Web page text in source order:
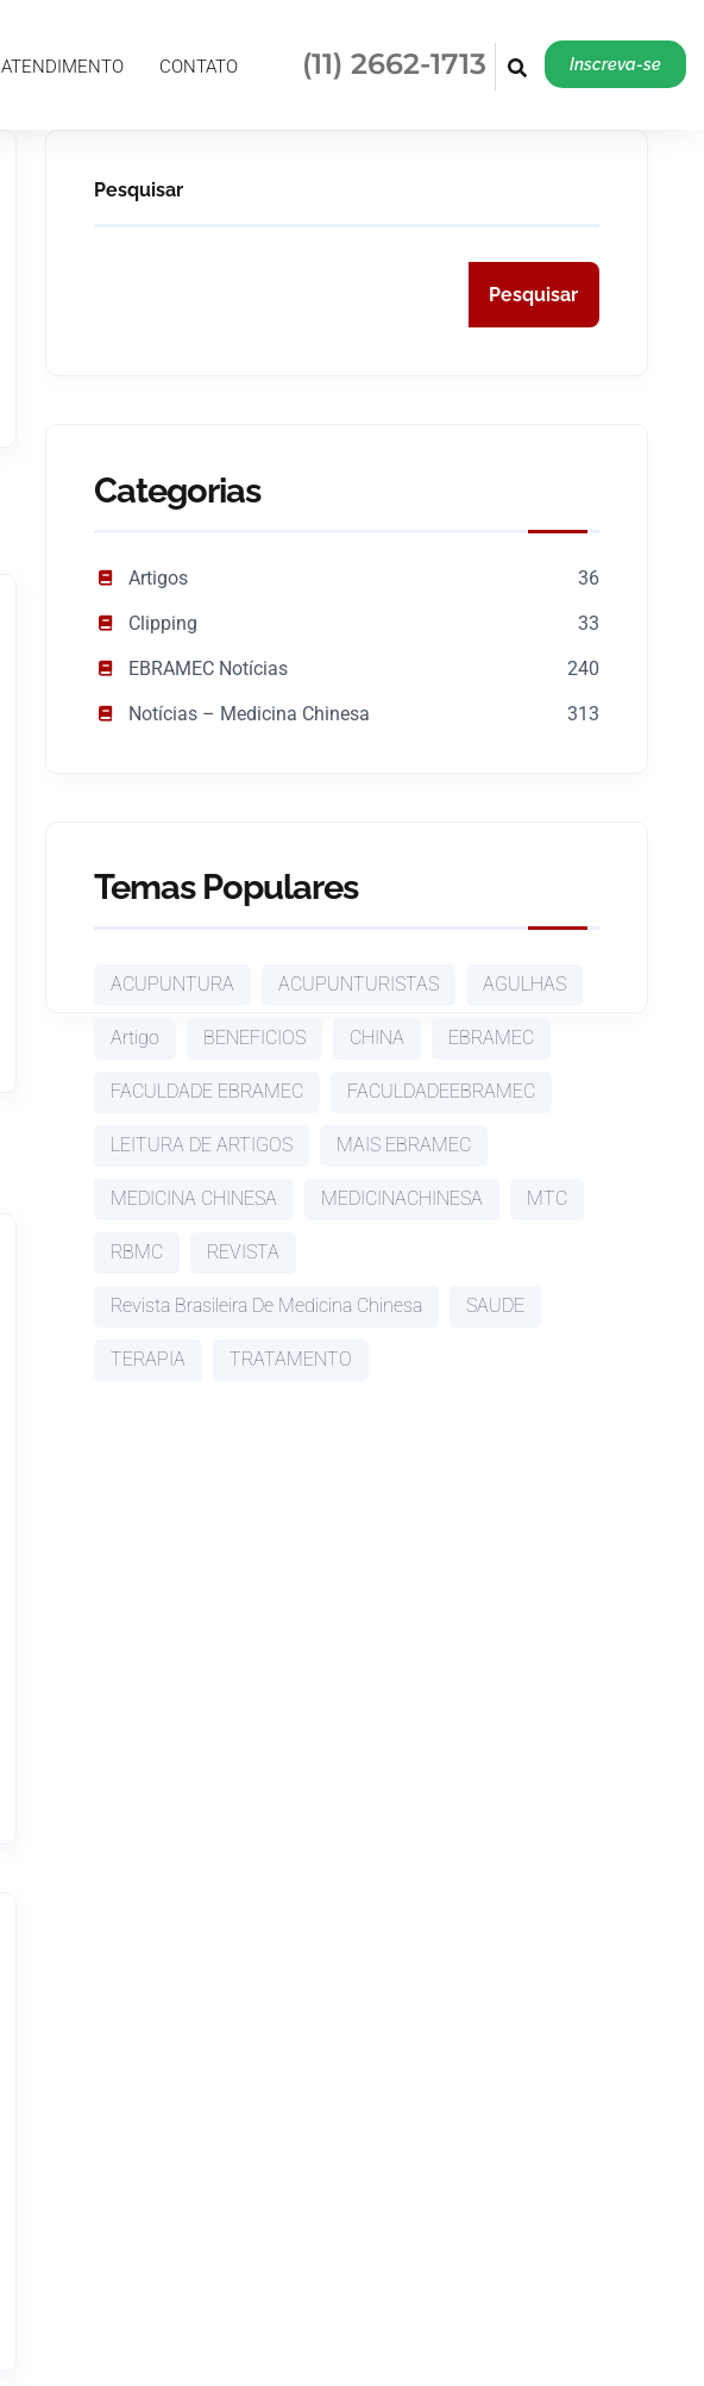
(11) 2662-1713 Inscreva-se
ATENDIMENTO CONTATO (11) 2662-1713 Inscreva-se
Pesquisar
Pesquisar
Categorias
Artigos
36
Clipping
33
EBRAMEC Notícias
240
Notícias – Medicina Chinesa
313
Temas Populares
ACUPUNTURA ACUPUNTURISTAS AGULHAS
Artigo BENEFICIOS CHINA EBRAMEC
FACULDADE EBRAMEC FACULDADEEBRAMEC
LEITURA DE ARTIGOS MAIS EBRAMEC
MEDICINA CHINESA MEDICINACHINESA MTC
RBMC REVISTA
Revista Brasileira De Medicina Chinesa SAUDE
TERAPIA TRATAMENTO